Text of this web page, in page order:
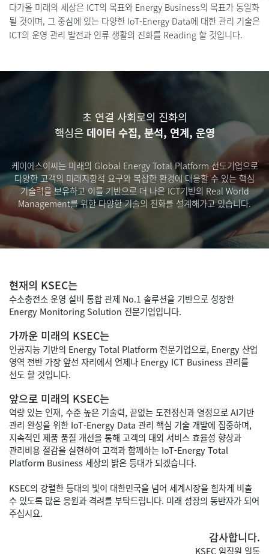
다가올 미래의 세상은 ICT의 목표와 Energy Business의 목표가 동일화
될 것이며, 그 중심에 있는 다양한 IoT-Energy Data에 대한 관리 기술은
ICT의 운영 관리 발전과 인류 생활의 진화를 Reading 할 것입니다.
초 연결 사회로의 진화의
핵심은 데이터 수집, 분석, 연계, 운영
케이에스이씨는 미래의 Global Energy Total Platform 선도기업으로
다양한 고객의 미래지향적 요구와 복잡한 환경에 대응할 수 있는핵심
기술력을 보유하고 이를 기반으로 더 나은 ICT기반의 Real World
Management를 위한 다양한 기술의 진화를 설계해가고 있습니다.
현재의 KSEC는
수소충전소 운영 설비 통합 관제 No.1 솔루션을 기반으로 성장한
Energy Monitoring Solution 전문기업입니다.
가까운 미래의 KSEC는
인공지능 기반의 Energy Total Platform 전문기업으로, Energy 산업
영역 전반 가장 앞선 자리에서 언제나 Energy ICT Business 관리를
선도 할 것입니다.
앞으로 미래의 KSEC는
역량 있는 인재, 수준 높은 기술력, 끝없는 도전정신과 열정으로 AI기반
관리 완성을 위한 IoT-Energy Data 관리 핵심 기술 개발에 집중하며,
지속적인 제품 품질 개선을 통해 고객의 대외 서비스 효율성 향상과
관리비용 절감을 실현하여 고객과 함께하는 IoT-Energy Total
Platform Business 세상의 밝은 등대가 되겠습니다.
KSEC의 강렬한 등대의 빛이 대한민국을 넘어 세계시장을 힘차게 비출
수 있도록 많은 응원과 격려를 부탁드립니다. 미래 성장의 동반자가 되어
주십시요.
감사합니다.
KSEC 임직원 일동